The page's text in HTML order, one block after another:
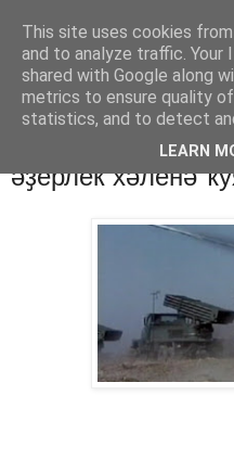
Хәбәрҙәр
пятница, 23 марта 2012 г.
Япония ПРО
әҙерлек хәленә
This site uses cookies
and to analyze traffic. Your
shared with Google along
metrics to ensure quality
statistics, and to detect
LEARN